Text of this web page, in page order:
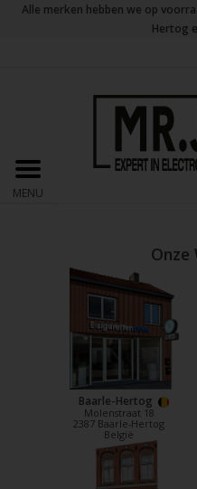
Alle merken hebben we op
Hertog
MENU
Onze
Baarle-Hertog
Molenstraat 18
2387 Baarle-Hertog
België